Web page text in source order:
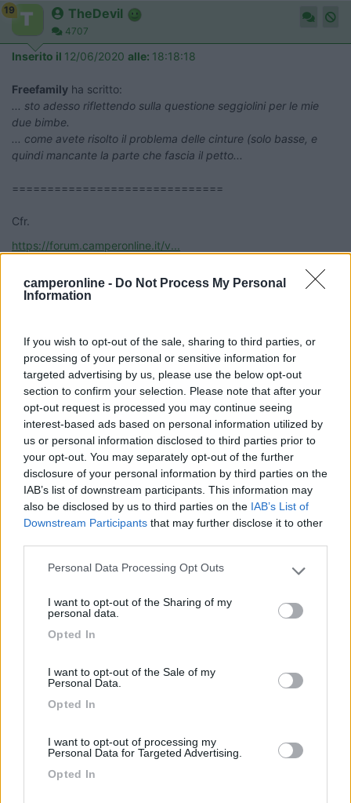
camperonline - Do Not Process My Personal
Information
If you wish to opt-out of the sale, sharing to third parties, or
processing of your personal or sensitive information for
targeted advertising by us, please use the below opt-out
section to confirm your selection. Please note that after your
opt-out request is processed you may continue seeing
interest-based ads based on personal information utilized by
us or personal information disclosed to third parties prior to
your opt-out. You may separately opt-out of the further
disclosure of your personal information by third parties on the
IAB’s list of downstream participants. This information may
also be disclosed by us to third parties on the IAB’s List of
Downstream Participants that may further disclose it to other
Please note that this website/app uses one or more Google
not limited to your visit or usage behaviour. You may click to
grant or deny consent to Google and its third-party tags to
use your data for below specified purposes in below Google
Personal Data Processing Opt Outs
I want to opt-out of the Sharing of my
personal data.
Opted In
I want to opt-out of the Sale of my
Personal Data.
Opted In
I want to opt-out of processing my
Personal Data for Targeted Advertising.
Opted In
19 TheDevil
4707
Inserito il 12/06/2020 alle: 18:18:18
Freefamily ha scritto:
... sto adesso riflettendo sulla questione seggiolini per le mie
due bimbe.
... come avete risolto il problema delle cinture (solo basse, e
quindi mancante la parte che fascia il petto...
==============================
Cfr.
https://forum.camperonline.it/v...
Accerta ovviamente la presenza dell'omologazione ECE-
--------------------
p.s. @Impiegatodelvolante
Non mi risulta l'obbligo normativo per l'installazione dei
"seggiolini" tramite cinture di sicurezza a tre punti, come hai
scritto in un precedente intervento.
Per quanto a mia conoscenza l'obbligo e' riferito soltanto
utilizzo di sistemi di ritenuta omologati
(ed all'installazione
secondo le istruzioni del produttore).
30952
Inserito il 12/06/2020